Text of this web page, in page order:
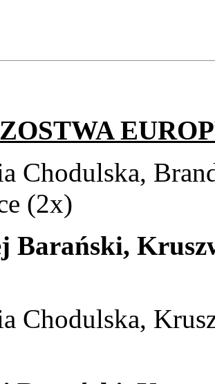
Chodulska,
(2x)
Barański,
Chodulska,